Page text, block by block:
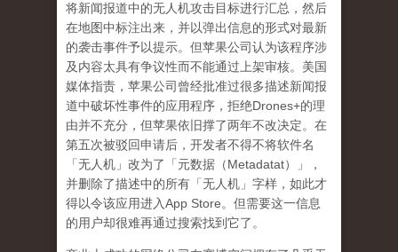
将新闻报道中的无人机攻击目标进行汇总，然后
在地图中标注出来，并以弹出信息的形式对最新
的袭击事件予以提示。但苹果公司认为该程序涉
及内容太具有争议性而不能通过上架审核。美国
媒体指责，苹果公司曾经批准过很多描述新闻报
道中破坏性事件的应用程序，拒绝Drones+的理
由并不充分，但苹果依旧撑了两年不改决定。在
第五次被驳回申请后，开发者不得不将软件名
「无人机」改为了「元数据（Metadatat）」，
并删除了描述中的所有「无人机」字样，如此才
得以令该应用进入App Store。但需要这一信息
的用户却很难再通过搜索找到它了。